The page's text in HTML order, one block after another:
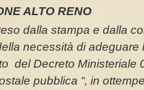
ALTO RENO
dalla stampa e dalla
necessità di adeguare
del Decreto Ministeriale
pubblica “, in